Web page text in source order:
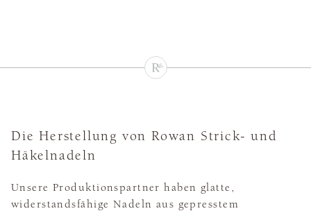
Die Herstellung von Rowan Strick- und
Häkelnadeln
Unsere Produktionspartner haben glatte,
widerstandsfähige Nadeln aus gepresstem